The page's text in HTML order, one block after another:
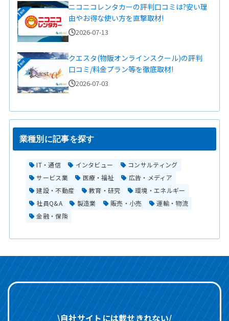
ニコニコレンタカーの評判口コミは?安い理
由やお得な使い方を直撃取材!
2026-07-13
クエスタ(物販オンラインスクール)の評判
口コミ/料金プラン等を徹底取材!
2026-07-03
業種別に記事を探す
IT・通信 インタビュー
コンサルティング
サービス業
医療・福祉
広告・メディア
建設・不動産
教育・研究
環境・エネルギー
社員Q&A
製造業 販売・小売
運輸・物流
金融・保険
\自社サイトには載せきれない/